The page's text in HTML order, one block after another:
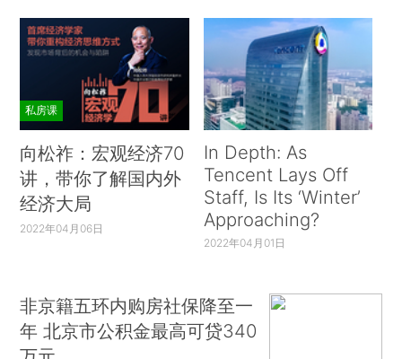
私房课
向松祚：宏观经济70
讲，带你了解国内外
经济大局
2022年04月06日
In Depth: As
Tencent Lays Off
Staff, Is Its ‘Winter’
Approaching?
2022年04月01日
非京籍五环内购房社保降至一
年 北京市公积金最高可贷340